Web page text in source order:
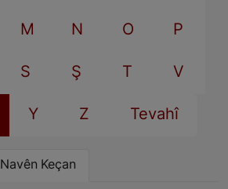
M N O P
S Ş T V
Y Z Tevahî
Navên Keçan